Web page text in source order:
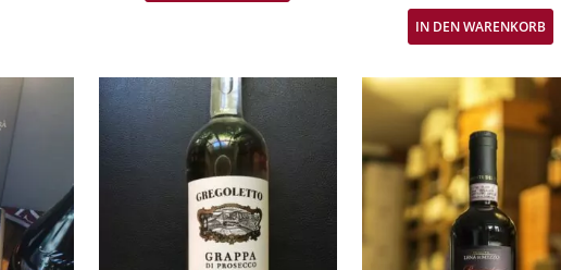
IN DEN WARENKORB